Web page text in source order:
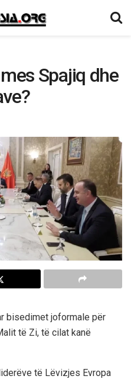
Spajiq dhe
bisedimet joformale për
të Zi, të cilat kanë
të Lëvizjes Evropa